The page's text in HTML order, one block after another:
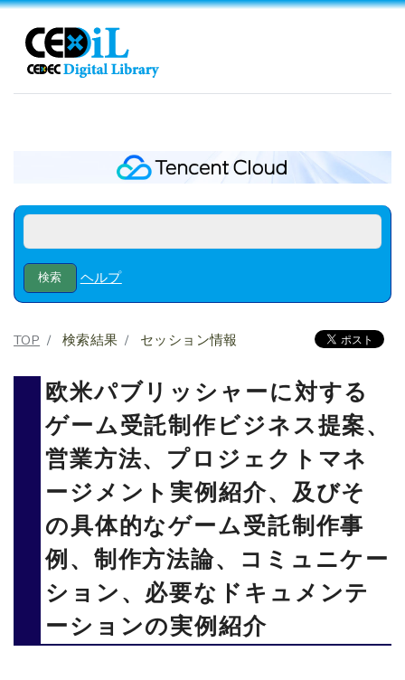
ヘルプ
TOP 検索結果 セッション情報
欧米パブリッシャーに対する
ゲーム受託制作ビジネス提案、
営業方法、プロジェクトマネ
ージメント実例紹介、及びそ
の具体的なゲーム受託制作事
例、制作方法論、コミュニケー
ション、必要なドキュメンテ
ーションの実例紹介